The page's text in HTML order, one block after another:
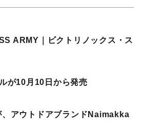
ARMY｜ビクトリノックス・ス
が10月10日から発売
、アウトドアブランドNaimakka